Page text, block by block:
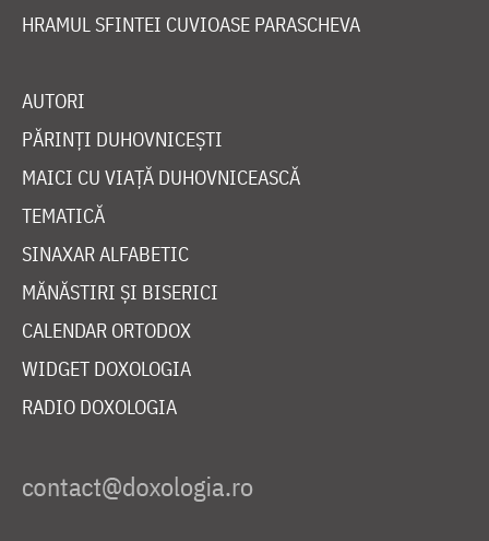
HRAMUL SFINTEI CUVIOASE PARASCHEVA
AUTORI
PĂRINȚI DUHOVNICEȘTI
MAICI CU VIAȚĂ DUHOVNICEASCĂ
TEMATICĂ
SINAXAR ALFABETIC
MĂNĂSTIRI ȘI BISERICI
CALENDAR ORTODOX
WIDGET DOXOLOGIA
RADIO DOXOLOGIA